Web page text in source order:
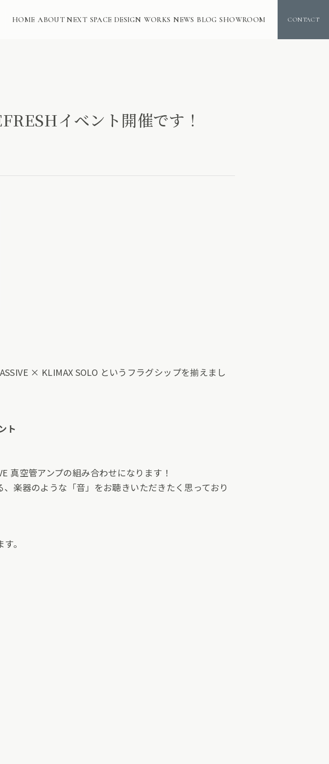
HOME ABOUT NEXT SPACE DESIGN WORKS NEWS BLOG SHOWROOM CONTACT
イベント開催です！
× KLIMAX SOLO というフラグシップを揃えまし
ト
真空管アンプの組み合わせになります！
楽器のような「音」をお聴きいただきたく思っており
。